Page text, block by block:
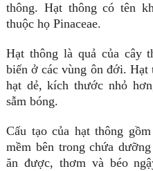
thông. Hạt thông có tên
thuộc họ Pinaceae.
Hạt thông là quả của cây
biến ở các vùng ôn đới. Hạt
hạt dẻ, kích thước nhỏ
sẫm bóng.
Cấu tạo của hạt thông
mềm bên trong chứa
ăn được, thơm và béo